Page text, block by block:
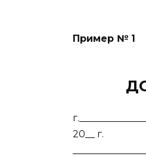
Пример № 1
20__ г.